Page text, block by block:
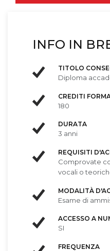
INFO IN
TITOLO
Diploma
CREDITI
180
DURATA
3 anni
REQUISITI
Comprovate
vocali o
MODALITÀ
Esame di
ACCESSO A
SI
FREQUENZA